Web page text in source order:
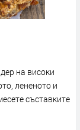
на високи
лененото и
съставките